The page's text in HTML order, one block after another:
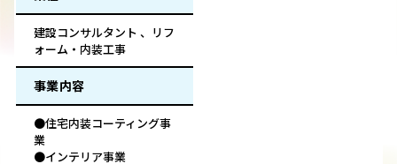
建設コンサルタント 、リフ
ォーム・内装工事
事業内容
●住宅内装コーティング事
業
●インテリア事業